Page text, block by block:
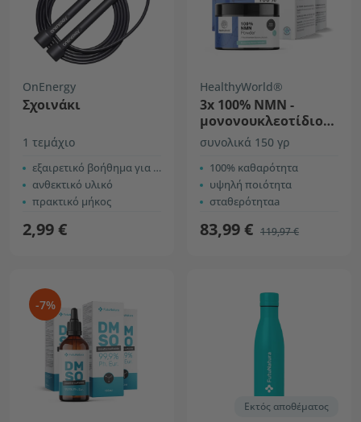
OnEnergy
Σχοινάκι
1 τεμάχιο
εξαιρετικό βοήθημα για αθλητές
ανθεκτικό υλικό
πρακτικό μήκος
2,99 €
HealthyWorld®
3x 100% NMN -
μονονουκλεοτίδιο
νικοτιναμιδίου
συνολικά 150 γρ
100% καθαρότητα
υψηλή ποιότητα
σταθερότηταa
83,99 € 119,97 €
-7%
Εκτός αποθέματος